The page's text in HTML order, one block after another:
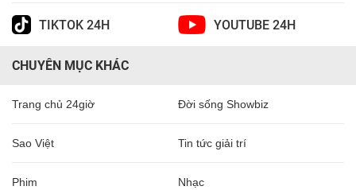
TIKTOK 24H YOUTUBE 24H
CHUYÊN MỤC KHÁC
Trang chủ 24giờ Đời sống Showbiz
Sao Việt Tin tức giải trí
Phim Nhạc